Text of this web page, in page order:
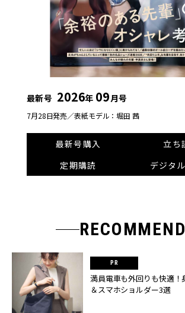
最新号 2026年 09月号
7月28日発売／表紙モデル：堀田 茜
最新号購入
立ち
定期購読
デジタ
RECOMMEND
満員電車も外回りも快適！
＆スマホショルダー3選